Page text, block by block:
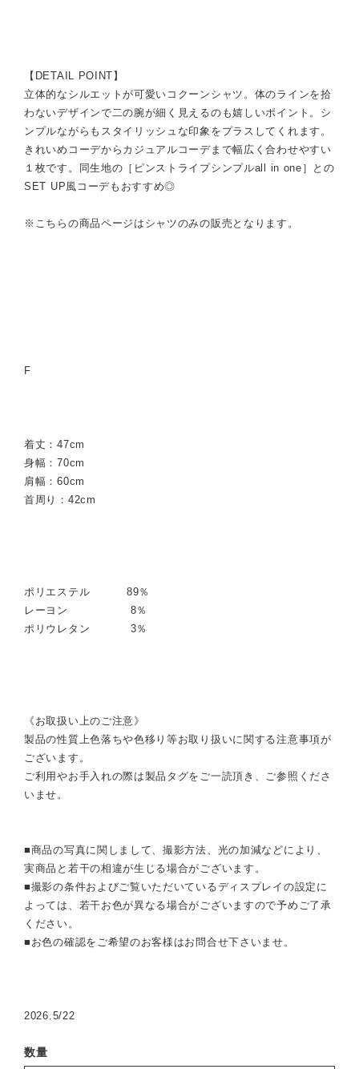
【DETAIL POINT】
立体的なシルエットが可愛いコクーンシャツ。体のラインを拾
わないデザインで二の腕が細く見えるのも嬉しいポイント。シ
ンプルながらもスタイリッシュな印象をプラスしてくれます。
きれいめコーデからカジュアルコーデまで幅広く合わせやすい
１枚です。同生地の［ピンストライプシンプルall in one］との
SET UP風コーデもおすすめ◎
※こちらの商品ページはシャツのみの販売となります。
F
着丈：47cm
身幅：70cm
肩幅：60cm
首周り：42cm
ポリエステル 89％
レーヨン 8％
ポリウレタン 3％
《お取扱い上のご注意》
製品の性質上色落ちや色移り等お取り扱いに関する注意事項が
ございます。
ご利用やお手入れの際は製品タグをご一読頂き、ご参照くださ
いませ。
■商品の写真に関しまして、撮影方法、光の加減などにより、
実商品と若干の相違が生じる場合がございます。
■撮影の条件およびご覧いただいているディスプレイの設定に
よっては、若干お色が異なる場合がございますので予めご了承
ください。
■お色の確認をご希望のお客様はお問合せ下さいませ。
2026.5/22
数量